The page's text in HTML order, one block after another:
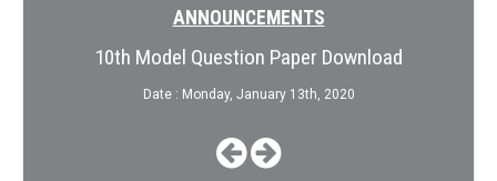
ANNOUNCEMENTS
10th Model Question Paper Download
Date : Monday, January 13th, 2020